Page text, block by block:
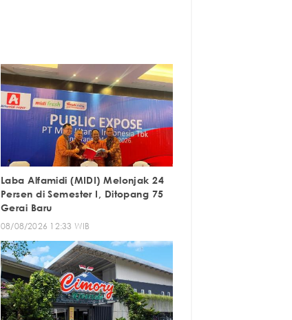
Laba Alfamidi (MIDI) Melonjak 24
Persen di Semester I, Ditopang 75
Gerai Baru
08/08/2026 12:33 WIB